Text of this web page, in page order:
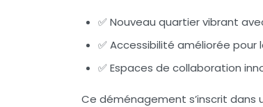
✅ Nouveau quartier vibrant
✅ Accessibilité améliorée pour
✅ Espaces de collaboration
Ce déménagement s’inscrit